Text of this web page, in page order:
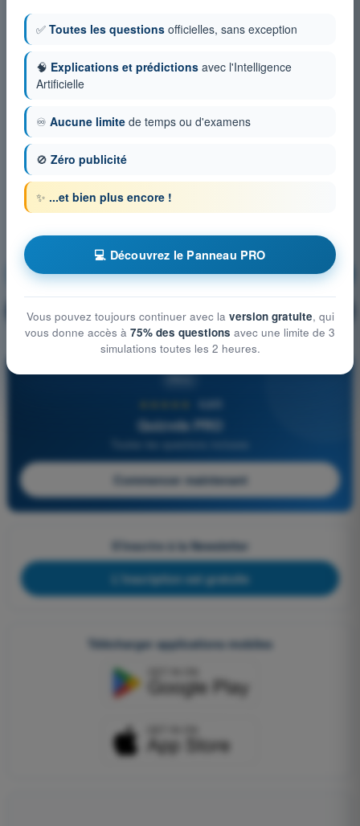
Météorologie S'entraîner !
🔒 PRO Explication de la question
4,6/5
Quizvds PRO
Commencer maintenant
S'inscrire à la Newsletter
L'inscription est gratuite
Télécharger applications mobiles
✅ Toutes les questions officielles, sans exception
🧠 Explications et prédictions avec l'Intelligence
Artificielle
♾️ Aucune limite de temps ou d'examens
🚫 Zéro publicité
✨ ...et bien plus encore !
💻 Découvrez le Panneau PRO
Vous pouvez toujours continuer avec la version gratuite, qui
vous donne accès à 75% des questions avec une limite de 3
simulations toutes les 2 heures.